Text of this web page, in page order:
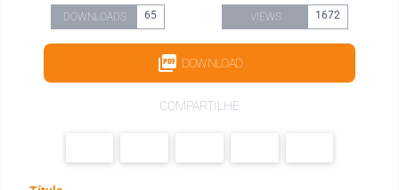
DOWNLOADS 65 VIEWS 1672
DOWNLOAD
COMPARTILHE